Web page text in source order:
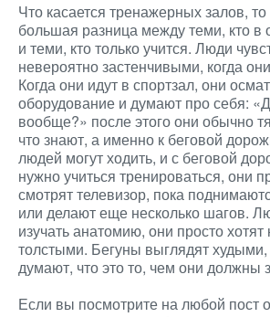
Что касается тренажерных залов,
большая разница между теми, кто в
и теми, кто только учится. Люди
невероятно застенчивыми, когда
Когда они идут в спортзал, они
оборудование и думают про себя:
вообще?» после этого они обычно
что знают, а именно к беговой
людей могут ходить, и с беговой
нужно учиться тренироваться, они
смотрят телевизор, пока
или делают еще несколько шагов.
изучать анатомию, они просто
толстыми. Бегуны выглядят
думают, что это то, чем они должны
Если вы посмотрите на любой пост